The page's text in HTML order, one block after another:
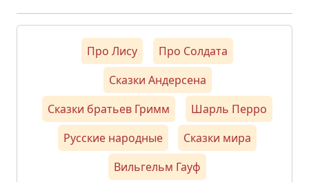
Про Лису
Про Солдата
Сказки Андерсена
Сказки братьев Гримм
Шарль Перро
Русские народные
Сказки мира
Вильгельм Гауф